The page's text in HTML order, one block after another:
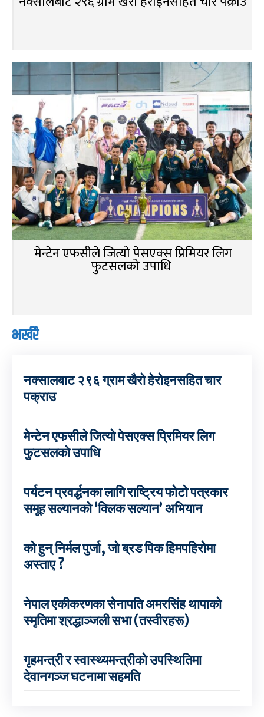
मेन्टेन एफसीले जित्यो पेसएक्स प्रिमियर लिग
फुटसलको उपाधि
भर्खरै
नक्सालबाट २९६ ग्राम खैरो हेरोइनसहित चार
पक्राउ
मेन्टेन एफसीले जित्यो पेसएक्स प्रिमियर लिग
फुटसलको उपाधि
पर्यटन प्रवर्द्धनका लागि राष्ट्रिय फोटो पत्रकार
समूह सल्यानको ‘क्लिक सल्यान’ अभियान
को हुन् निर्मल पुर्जा, जो ब्रड पिक हिमपहिरोमा
अस्ताए ?
नेपाल एकीकरणका सेनापति अमरसिंह थापाको
स्मृतिमा श्रद्धाञ्जली सभा (तस्वीरहरू)
गृहमन्त्री र स्वास्थ्यमन्त्रीको उपस्थितिमा
देवानगञ्ज घटनामा सहमति